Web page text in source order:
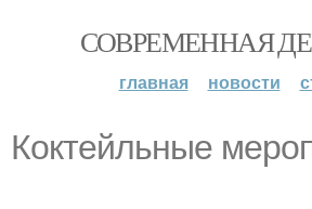
СОВРЕМЕННАЯ
главная новости
Коктейльные